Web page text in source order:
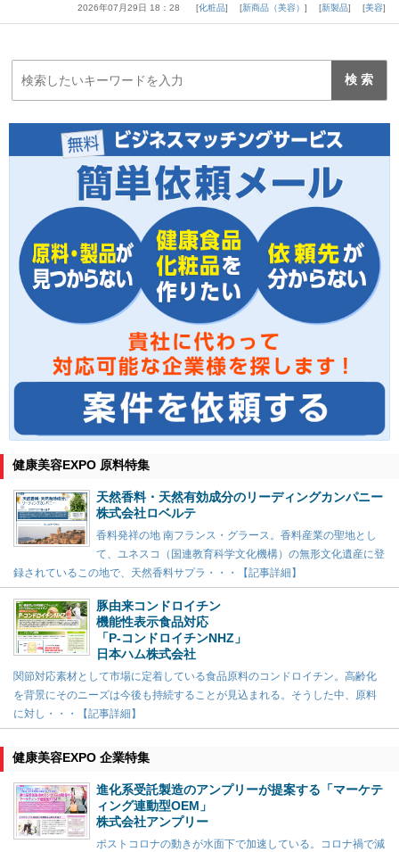
2026年07月29日 18：28 化粧品 新商品（美容） 新製品 美容
健康美容EXPO 原料特集
天然香料・天然有効成分のリーディングカンパニー
株式会社ロベルテ
香料発祥の地 南フランス・グラース。香料産業の聖地とし
て、ユネスコ（国連教育科学文化機構）の無形文化遺産に登
録されているこの地で、天然香料サプラ・・・【記事詳細】
豚由来コンドロイチン
機能性表示食品対応
「P-コンドロイチンNHZ」
日本ハム株式会社
関節対応素材として市場に定着している食品原料のコンドロイチン。高齢化
を背景にそのニーズは今後も持続することが見込まれる。そうした中、原料
に対し・・・【記事詳細】
健康美容EXPO 企業特集
進化系受託製造のアンプリーが提案する「マーケテ
ィング連動型OEM」
株式会社アンプリー
ポストコロナの動きが水面下で加速している。コロナ禍で減